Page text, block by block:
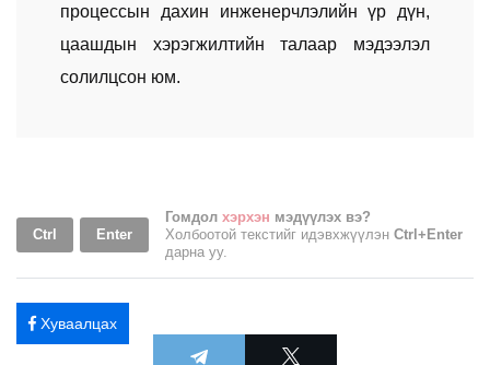
процессын дахин инженерчлэлийн үр дүн,
цаашдын хэрэгжилтийн талаар мэдээлэл
солилцсон юм.
Ctrl Enter
Гомдол хэрхэн мэдүүлэх вэ?
Холбоотой текстийг идэвхжүүлэн Ctrl+Enter
дарна уу.
Хуваалцах